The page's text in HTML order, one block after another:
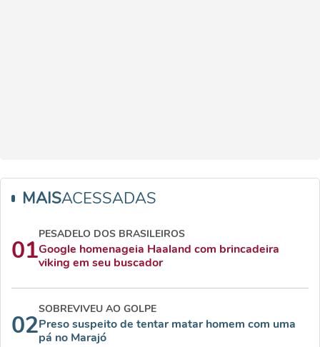
MAISACESSADAS
01
PESADELO DOS BRASILEIROS
Google homenageia Haaland com brincadeira
viking em seu buscador
02
SOBREVIVEU AO GOLPE
Preso suspeito de tentar matar homem com uma
pá no Marajó